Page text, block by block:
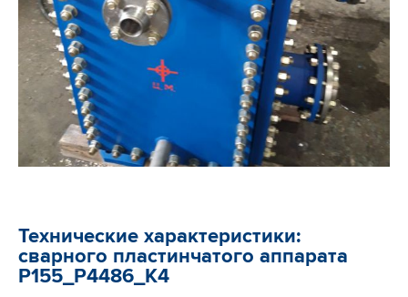
Технические характеристики:
сварного пластинчатого аппарата
Р155_Р4486_К4